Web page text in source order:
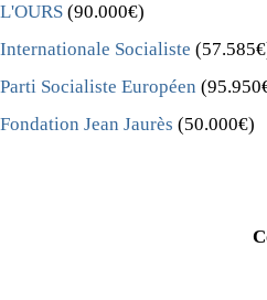
L'OURS (90.000€)
Internationale Socialiste
Parti Socialiste Européen
Fondation Jean Jaurès (50.000€)